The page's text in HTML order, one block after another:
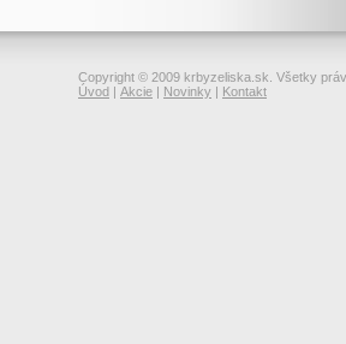
Copyright © 2009 krbyzeliska.sk. Všetky
Úvod | Akcie | Novinky | Kontakt